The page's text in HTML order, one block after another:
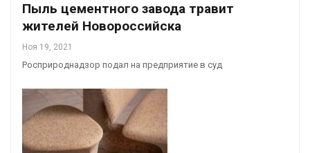
Пыль цементного завода травит
жителей Новороссийска
Ноя 19, 2021
Росприроднадзор подал на предприятие в суд